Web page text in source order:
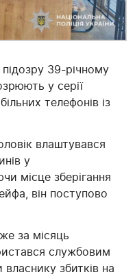
39-річному
у серії
телефонів із
влаштувався
у
місце зберігання
він поступово
за місяць
службовим
збитків на